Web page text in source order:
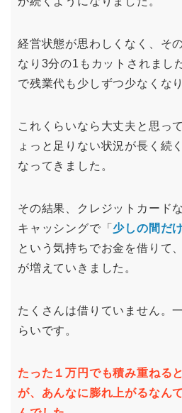
経営状態が思わしくなく、そ
なり3分の1もカットされまし
で残業代も少しずつ少なくな
これくらいなら大丈夫と思っ
ょっと足りない状況が長く続
なってきました。
その結果、クレジットカード
キャッシングで「 少しの間だ
という気持ちでお金を借りて
が増えていきました。
たくさんは借りていません。
らいです。
たった１万円でも積み重ねる
が、あんなに膨れ上がるなん